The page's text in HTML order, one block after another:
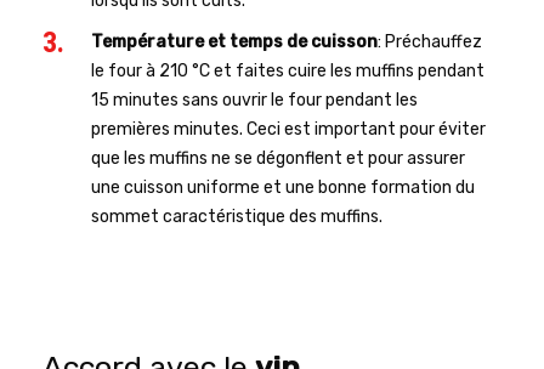
Température et temps de cuisson: Préchauffez
le four à 210 °C et faites cuire les muffins pendant
15 minutes sans ouvrir le four pendant les
premières minutes. Ceci est important pour éviter
que les muffins ne se dégonflent et pour assurer
une cuisson uniforme et une bonne formation du
sommet caractéristique des muffins.